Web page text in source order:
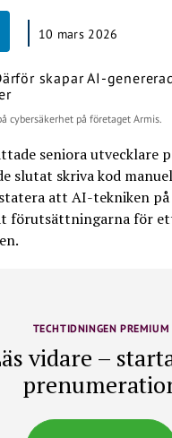
10 mars 2026
cybersäkerhet på företaget Armis.
seniora utvecklare
slutat skriva kod
att AI-tekniken
förutsättningarna för
TECHTIDNINGEN PREMIUM
vidare –